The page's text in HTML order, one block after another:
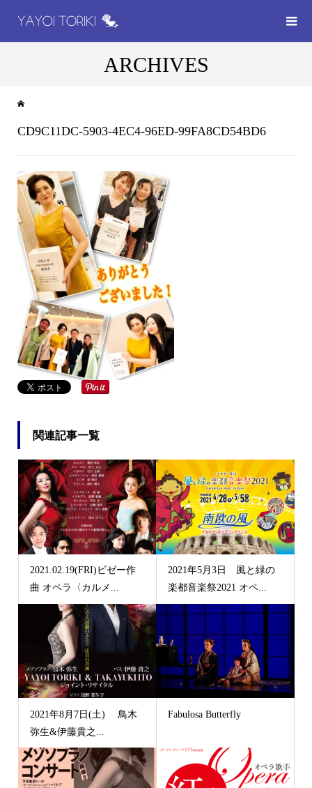
ARCHIVES
CD9C11DC-5903-4EC4-96ED-99FA8CD54BD6
関連記事一覧
2021.02.19(FRI)ビゼー作
曲 オペラ〈カルメ...
2021年5月3日 風と緑の
楽都音楽祭2021 オペ...
2021年8月7日(土) 鳥木
弥生&伊藤貴之...
Fabulosa Butterfly